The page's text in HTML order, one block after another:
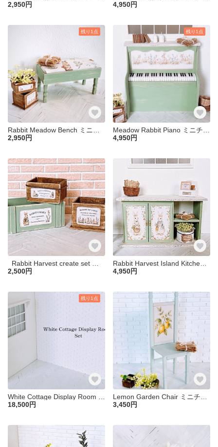
2,950円
4,950円
残り1点
2,950円
残り1点
4,950円
2,500円
4,950円
残り1点
18,500円
3,450円